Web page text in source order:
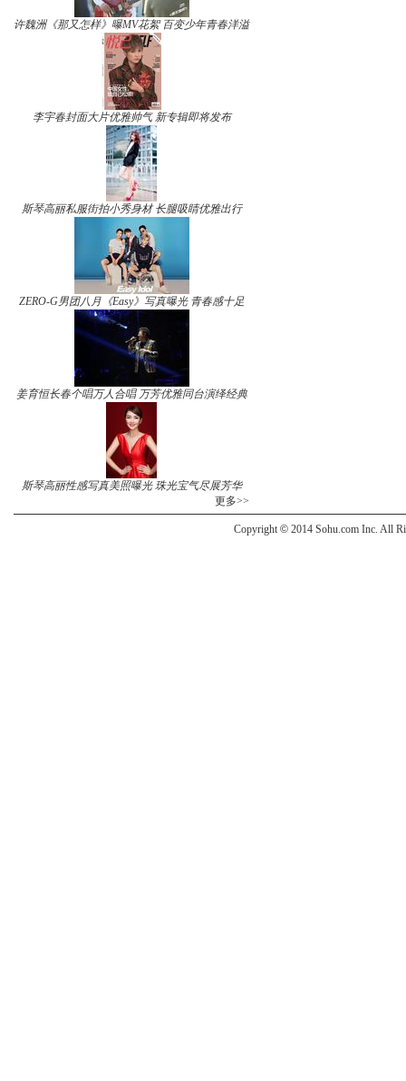
许魏洲《那又怎样》曝MV花絮 百变少年青春洋溢
李宇春封面大片优雅帅气 新专辑即将发布
斯琴高丽私服街拍小秀身材 长腿吸睛优雅出行
ZERO-G男团八月《Easy》写真曝光 青春感十足
姜育恒长春个唱万人合唱 万芳优雅同台演绎经典
斯琴高丽性感写真美照曝光 珠光宝气尽展芳华
更多>>
Copyright © 2014 Sohu.com Inc. All